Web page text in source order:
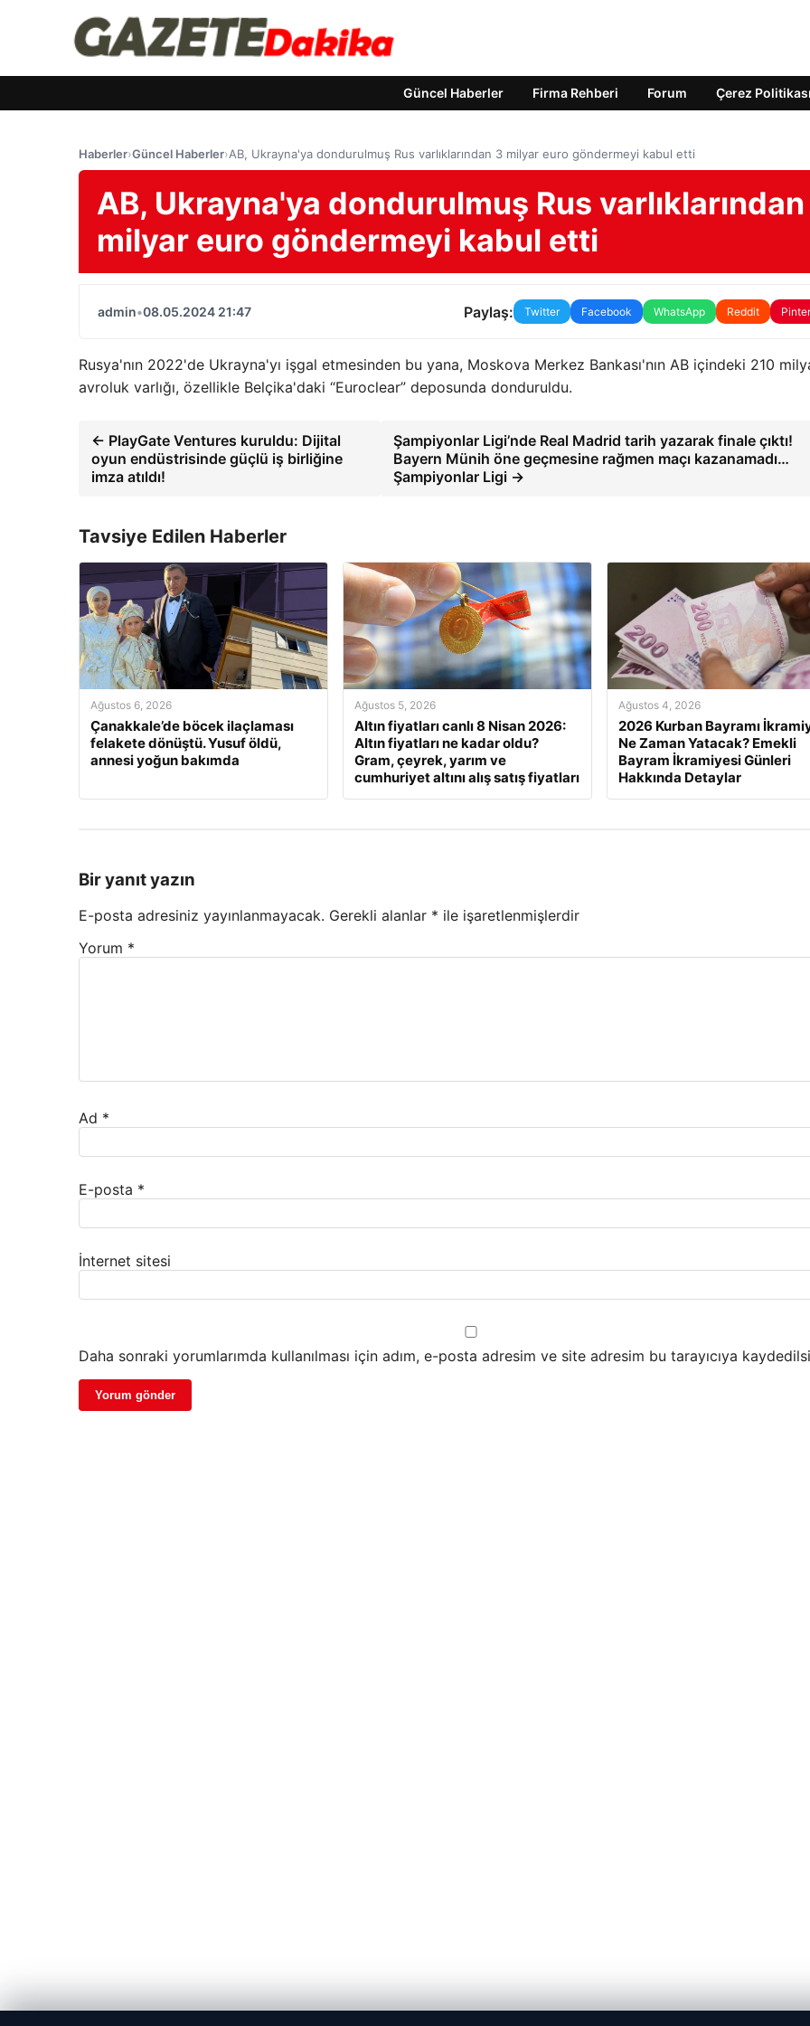
Güncel Haberler Firma Rehberi Forum Çerez Politikası
Haberler›Güncel Haberler›AB, Ukrayna'ya dondurulmuş Rus varlıklarından 3 milyar euro göndermeyi kabul etti
AB, Ukrayna'ya dondurulmuş Rus
milyar euro göndermeyi kabul etti
admin•08.05.2024 21:47 Paylaş: Twitter Facebook WhatsApp Reddit
Rusya'nın 2022'de Ukrayna'yı işgal etmesinden bu yana, Moskova Merkez Bankası'nın AB içindeki 210
avroluk varlığı, özellikle Belçika'daki “Euroclear” deposunda donduruldu.
← PlayGate Ventures kuruldu: Dijital
oyun endüstrisinde güçlü iş birliğine
imza atıldı!
Şampiyonlar Ligi’nde Real Madrid tarih yazarak finale çıktı!
Bayern Münih öne geçmesine rağmen maçı kazanamadı…
Şampiyonlar Ligi →
Tavsiye Edilen Haberler
Ağustos 6, 2026
Çanakkale’de böcek ilaçlaması
felakete dönüştü. Yusuf öldü,
annesi yoğun bakımda
Ağustos 5, 2026
Altın fiyatları canlı 8 Nisan 2026:
Altın fiyatları ne kadar oldu?
Gram, çeyrek, yarım ve
cumhuriyet altını alış satış fiyatları
Ağustos 4, 2026
2026 Kurban Bayramı
Ne Zaman Yatacak? Emekli
Bayram İkramiyesi Günleri
Hakkında Detaylar
Bir yanıt yazın
E-posta adresiniz yayınlanmayacak. Gerekli alanlar * ile işaretlenmişlerdir
Yorum *
Ad *
E-posta *
İnternet sitesi
Daha sonraki yorumlarımda kullanılması için adım, e-posta adresim ve site adresim bu tarayıcıya